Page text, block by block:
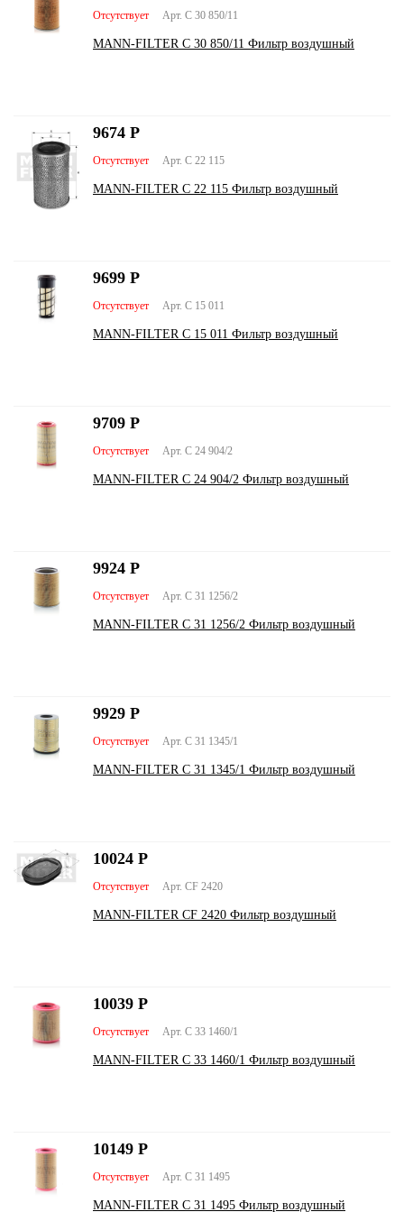
Арт. C 30 850/11
Отсутствует
MANN-FILTER C 30 850/11 Фильтр воздушный
Арт. C 22 115
Отсутствует
MANN-FILTER C 22 115 Фильтр воздушный
9674 Р
Арт. C 15 011
Отсутствует
MANN-FILTER C 15 011 Фильтр воздушный
9699 Р
Арт. C 24 904/2
Отсутствует
MANN-FILTER C 24 904/2 Фильтр воздушный
9709 Р
Арт. C 31 1256/2
Отсутствует
MANN-FILTER C 31 1256/2 Фильтр воздушный
9924 Р
Арт. C 31 1345/1
Отсутствует
MANN-FILTER C 31 1345/1 Фильтр воздушный
9929 Р
Арт. CF 2420
Отсутствует
MANN-FILTER CF 2420 Фильтр воздушный
10024 Р
Арт. C 33 1460/1
Отсутствует
MANN-FILTER C 33 1460/1 Фильтр воздушный
10039 Р
Арт. C 31 1495
Отсутствует
MANN-FILTER C 31 1495 Фильтр воздушный
10149 Р